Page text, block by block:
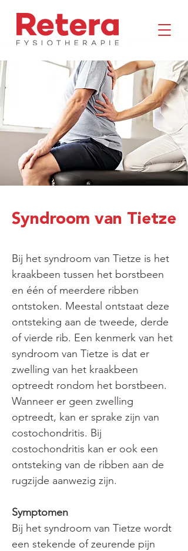
Syndroom van Tietze
Bij het syndroom van Tietze is het
kraakbeen tussen het borstbeen
en één of meerdere ribben
ontstoken. Meestal ontstaat deze
ontsteking aan de tweede, derde
of vierde rib. Een kenmerk van het
syndroom van Tietze is dat er
zwelling van het kraakbeen
optreedt rondom het borstbeen.
Wanneer er geen zwelling
optreedt, kan er sprake zijn van
costochondritis. Bij
costochondritis kan er ook een
ontsteking van de ribben aan de
rugzijde aanwezig zijn.
Symptomen
Bij het syndroom van Tietze wordt
een stekende of zeurende pijn